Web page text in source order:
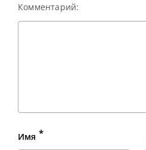
Комментарий:
Имя *